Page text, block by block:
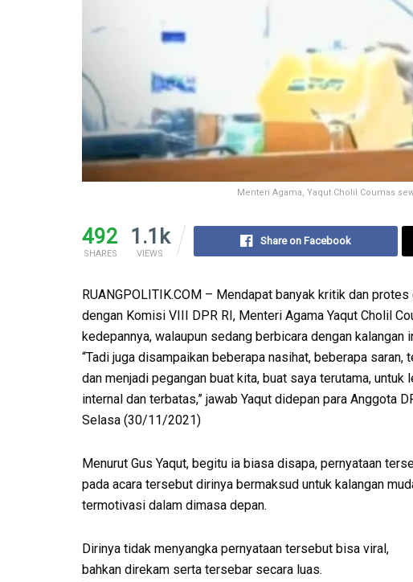
Menteri Agama, Yaqut Cholil Coumas
492
SHARES
1.1k
VIEWS
Share on Facebook
RUANGPOLITIK.COM – Mendapat banyak kritik dan
dengan Komisi VIII DPR RI, Menteri Agama Yaqut Cholil
kedepannya, walaupun sedang berbicara dengan kalangan
“Tadi juga disampaikan beberapa nasihat, beberapa
dan menjadi pegangan buat kita, buat saya terutama,
internal dan terbatas,” jawab Yaqut didepan para Anggota
Selasa (30/11/2021)
Menurut Gus Yaqut, begitu ia biasa disapa, pernyataan
pada acara tersebut dirinya bermaksud untuk kalangan
termotivasi dalam dimasa depan.
Dirinya tidak menyangka pernyataan tersebut bisa viral,
bahkan direkam serta tersebar secara luas.